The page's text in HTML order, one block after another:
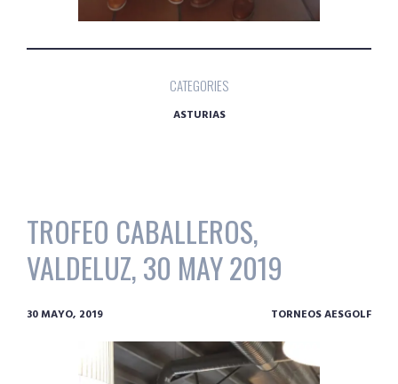
CATEGORIES
ASTURIAS
TROFEO CABALLEROS,
VALDELUZ, 30 MAY 2019
30 MAYO, 2019 TORNEOS AESGOLF